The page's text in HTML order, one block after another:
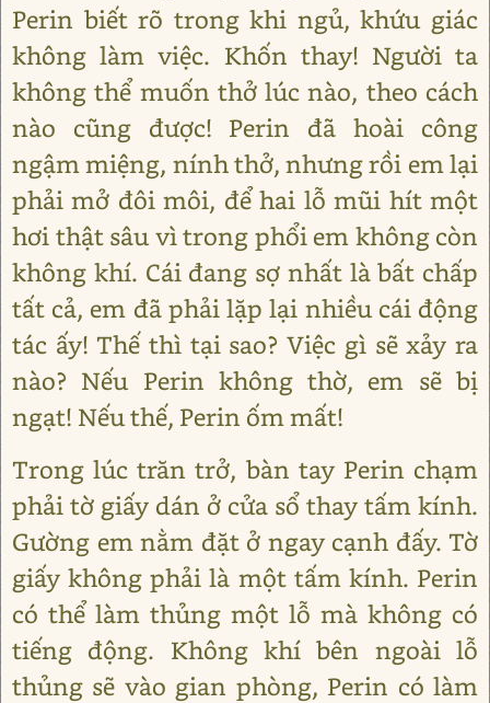
Perin biết rõ trong khi ngủ, khứu giác
không làm việc. Khốn thay! Người ta
không thể muốn thở lúc nào, theo cách
nào cũng được! Perin đã hoài công
ngậm miệng, nính thở, nhưng rồi em lại
phải mở đôi môi, để hai lỗ mũi hít một
hơi thật sâu vì trong phổi em không còn
không khí. Cái đang sợ nhất là bất chấp
tất cả, em đã phải lặp lại nhiều cái động
tác ấy! Thế thì tại sao? Việc gì sẽ xảy ra
nào? Nếu Perin không thờ, em sẽ bị
ngạt! Nếu thế, Perin ốm mất!
Trong lúc trăn trở, bàn tay Perin chạm
phải tờ giấy dán ở cửa sổ thay tấm kính.
Gường em nằm đặt ở ngay cạnh đấy. Tờ
giấy không phải là một tấm kính. Perin
có thể làm thủng một lỗ mà không có
tiếng động. Không khí bên ngoài lỗ
thủng sẽ vào gian phòng, Perin có làm